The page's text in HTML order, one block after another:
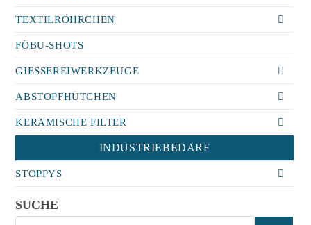
TEXTILRÖHRCHEN
FÖBU-SHOTS
GIESSEREIWERKZEUGE
ABSTOPFHÜTCHEN
KERAMISCHE FILTER
INDUSTRIEBEDARF
STOPPYS
SUCHE